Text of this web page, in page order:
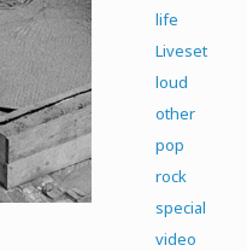
life
Liveset
loud
other
pop
rock
special
video